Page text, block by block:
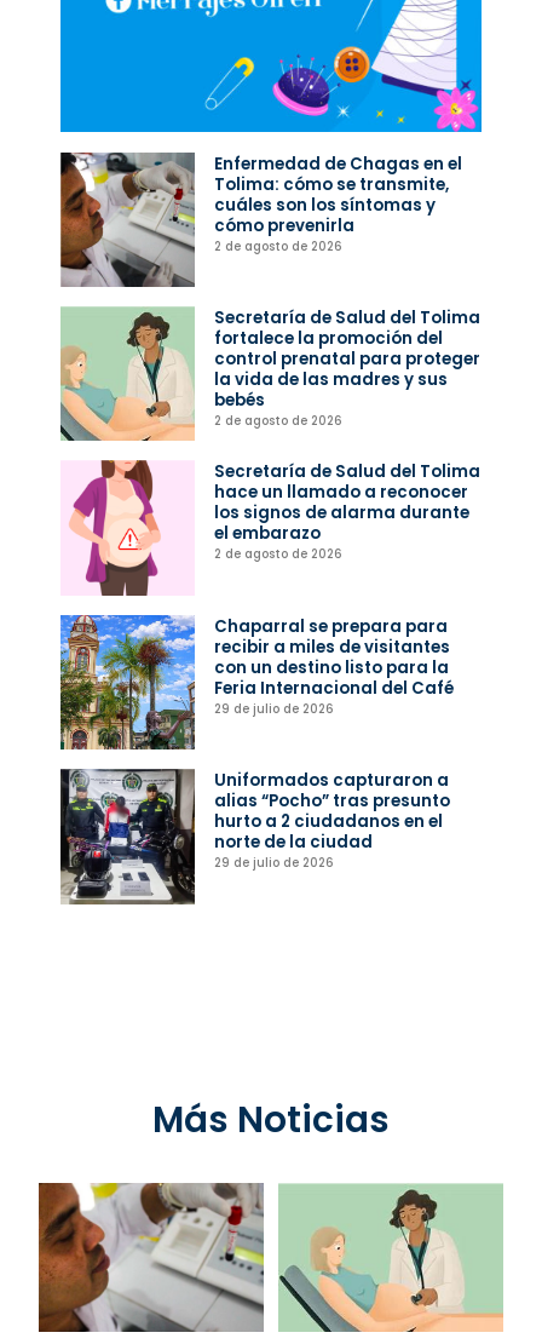
Enfermedad de Chagas en el
Tolima: cómo se transmite,
cuáles son los síntomas y
cómo prevenirla
2 de agosto de 2026
Secretaría de Salud del Tolima
fortalece la promoción del
control prenatal para proteger
la vida de las madres y sus
bebés
2 de agosto de 2026
Secretaría de Salud del Tolima
hace un llamado a reconocer
los signos de alarma durante
el embarazo
2 de agosto de 2026
Chaparral se prepara para
recibir a miles de visitantes
con un destino listo para la
Feria Internacional del Café
29 de julio de 2026
Uniformados capturaron a
alias “Pocho” tras presunto
hurto a 2 ciudadanos en el
norte de la ciudad
29 de julio de 2026
Más Noticias